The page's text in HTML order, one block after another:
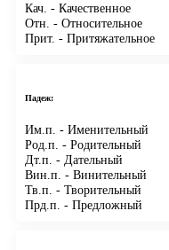
Кач. - Качественное
Отн. - Относительное
Прит. - Притяжательное
Падеж:
Им.п. - Именительный
Род.п. - Родительный
Дт.п. - Дательный
Вин.п. - Винительный
Тв.п. - Творительный
Прд.п. - Предложный